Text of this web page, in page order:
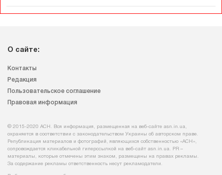
О сайте:
Контакты
Редакция
Пользовательское соглашение
Правовая информация
© 2015-2020 АСН. Вся информация, размещенная на веб-сайте asn.in.ua,
охраняется в соответствии с законодательством Украины об авторском праве.
Републикация материалов и фотографий, являющихся собственностью «АСН»,
сопровождается кликабельной гиперссылкой на веб-сайт asn.іn.ua. PR –
материалы, которые отмечены этим знаком, размещены на правах рекламы.
За содержание рекламы ответственность несут рекламодатели.